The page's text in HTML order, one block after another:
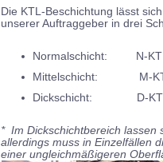
Die KTL-Beschichtung lässt
unserer Auftraggeber in drei
Normalschicht:
N-
Mittelschicht:
M-
Dickschicht:
D-
* Im Dickschichtbereich lassen
allerdings muss in Einzelfällen
einer ungleichmäßigeren